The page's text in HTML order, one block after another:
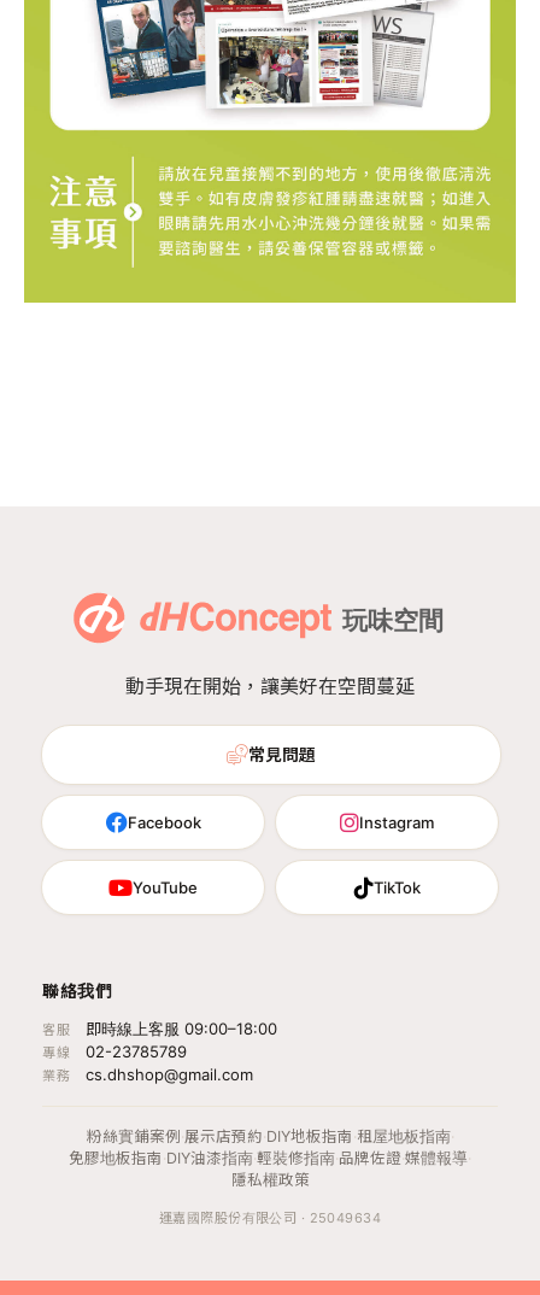
動手現在開始，讓美好在空間蔓延
常見問題
Facebook Instagram
YouTube TikTok
聯絡我們
客服 即時線上客服 09:00–18:00
專線 02-23785789
業務 cs.dhshop@gmail.com
粉絲實鋪案例 ·展示店預約·DIY地板指南 ·租屋地板指南·
免膠地板指南 ·DIY油漆指南·輕裝修指南·品牌佐證·媒體報導·
隱私權政策
運嘉國際股份有限公司 · 25049634